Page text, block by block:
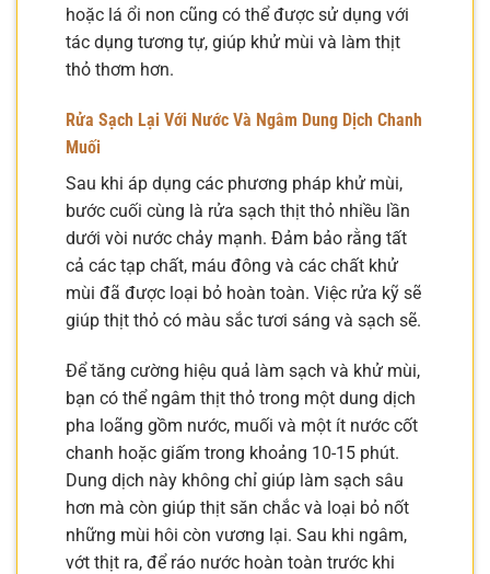
hoặc lá ổi non cũng có thể được sử dụng với
tác dụng tương tự, giúp khử mùi và làm thịt
thỏ thơm hơn.
Rửa Sạch Lại Với Nước Và Ngâm Dung Dịch Chanh
Muối
Sau khi áp dụng các phương pháp khử mùi,
bước cuối cùng là rửa sạch thịt thỏ nhiều lần
dưới vòi nước chảy mạnh. Đảm bảo rằng tất
cả các tạp chất, máu đông và các chất khử
mùi đã được loại bỏ hoàn toàn. Việc rửa kỹ sẽ
giúp thịt thỏ có màu sắc tươi sáng và sạch sẽ.
Để tăng cường hiệu quả làm sạch và khử mùi,
bạn có thể ngâm thịt thỏ trong một dung dịch
pha loãng gồm nước, muối và một ít nước cốt
chanh hoặc giấm trong khoảng 10-15 phút.
Dung dịch này không chỉ giúp làm sạch sâu
hơn mà còn giúp thịt săn chắc và loại bỏ nốt
những mùi hôi còn vương lại. Sau khi ngâm,
vớt thịt ra, để ráo nước hoàn toàn trước khi